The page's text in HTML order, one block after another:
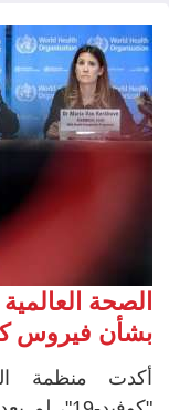
الصحة
بشأن فيروس
أكدت منظمة